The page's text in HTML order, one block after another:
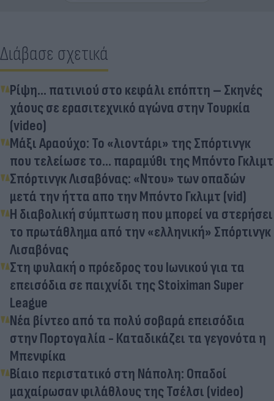
Διάβασε σχετικά
Ρίψη... πατινιού στο κεφάλι επόπτη – Σκηνές
χάους σε ερασιτεχνικό αγώνα στην Τουρκία
(video)
Μάξι Αραούχο: Το «λιοντάρι» της Σπόρτινγκ
που τελείωσε το... παραμύθι της Μπόντο Γκλιμτ
Σπόρτινγκ Λισαβόνας: «Ντου» των οπαδών
μετά την ήττα απο την Μπόντο Γκλιμτ (vid)
Η διαβολική σύμπτωση που μπορεί να στερήσει
το πρωτάθλημα από την «ελληνική» Σπόρτινγκ
Λισαβόνας
Στη φυλακή ο πρόεδρος του Ιωνικού για τα
επεισόδια σε παιχνίδι της Stoiximan Super
League
Νέα βίντεο από τα πολύ σοβαρά επεισόδια
στην Πορτογαλία - Καταδικάζει τα γεγονότα η
Μπενφίκα
Βίαιο περιστατικό στη Νάπολη: Οπαδοί
μαχαίρωσαν φιλάθλους της Τσέλσι (video)